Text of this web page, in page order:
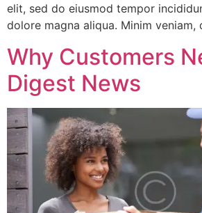
elit, sed do eiusmod tempor
dolore magna aliqua. Minim veniam,
Why Customers
Digest News